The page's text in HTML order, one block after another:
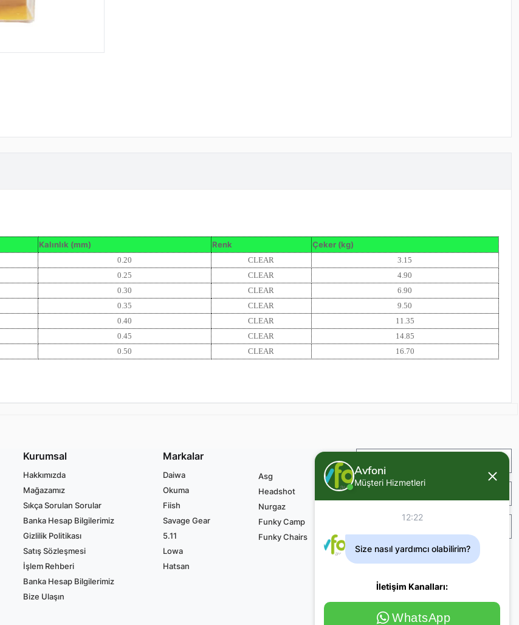
Kalınlık (mm) Renk Çeker (kg)
0.20 CLEAR
3.15
0.25 CLEAR
4.90
0.30 CLEAR
6.90
0.35 CLEAR
9.50
0.40 CLEAR
11.35
0.45 CLEAR
14.85
0.50 CLEAR 16.70
Kurumsal
Hakkımızda
Mağazamız
Sıkça Sorulan Sorular
Banka Hesap Bilgilerimiz
Gizlilik Politikası
Satış Sözleşmesi
İşlem Rehberi
Banka Hesap Bilgilerimiz
Bize Ulaşın
Markalar
Daiwa
Okuma
Fiish
Savage Gear
5.11
Lowa
Hatsan
Asg
Headshot
Nurgaz
Funky Camp
Funky Chairs
Avfoni
Müşteri Hizmetleri
12:22
Size nasıl yardımcı olabilirim?
İletişim Kanalları:
WhatsApp